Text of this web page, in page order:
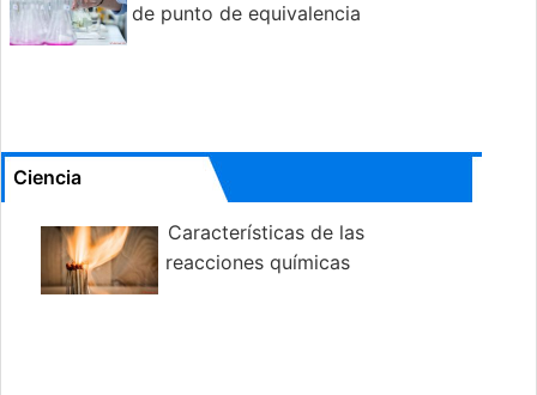
de punto de equivalencia
Ciencia
Características de las
reacciones químicas